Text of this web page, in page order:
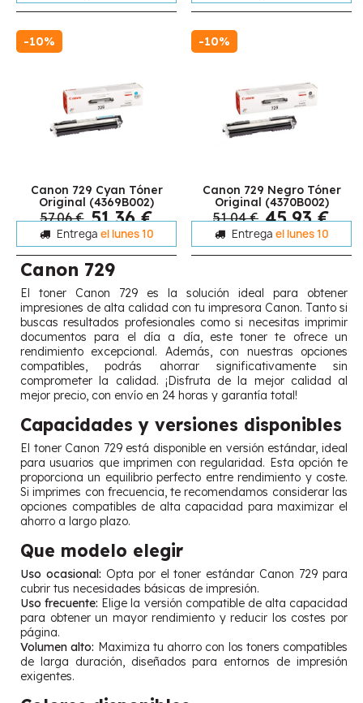
-10%
Canon 729 Cyan Tóner
Original (4369B002)
57,06 € 51,36 €
Entrega el lunes 10
-10%
Canon 729 Negro Tóner
Original (4370B002)
51,04 € 45,93 €
Entrega el lunes 10
Canon 729
El toner Canon 729 es la solución ideal para obtener
impresiones de alta calidad con tu impresora Canon. Tanto si
buscas resultados profesionales como si necesitas imprimir
documentos para el día a día, este toner te ofrece un
rendimiento excepcional. Además, con nuestras opciones
compatibles, podrás ahorrar significativamente sin
comprometer la calidad. ¡Disfruta de la mejor calidad al
mejor precio, con envío en 24 horas y garantía total!
Capacidades y versiones disponibles
El toner Canon 729 está disponible en versión estándar, ideal
para usuarios que imprimen con regularidad. Esta opción te
proporciona un equilibrio perfecto entre rendimiento y coste.
Si imprimes con frecuencia, te recomendamos considerar las
opciones compatibles de alta capacidad para maximizar el
ahorro a largo plazo.
Que modelo elegir
Uso ocasional: Opta por el toner estándar Canon 729 para
cubrir tus necesidades básicas de impresión.
Uso frecuente: Elige la versión compatible de alta capacidad
para obtener un mayor rendimiento y reducir los costes por
página.
Volumen alto: Maximiza tu ahorro con los toners compatibles
de larga duración, diseñados para entornos de impresión
exigentes.